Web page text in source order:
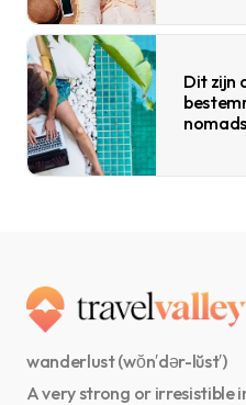
Dit zijn
nomads
wanderlust (wŏn′dər-lŭst′)
A very strong or irresistible